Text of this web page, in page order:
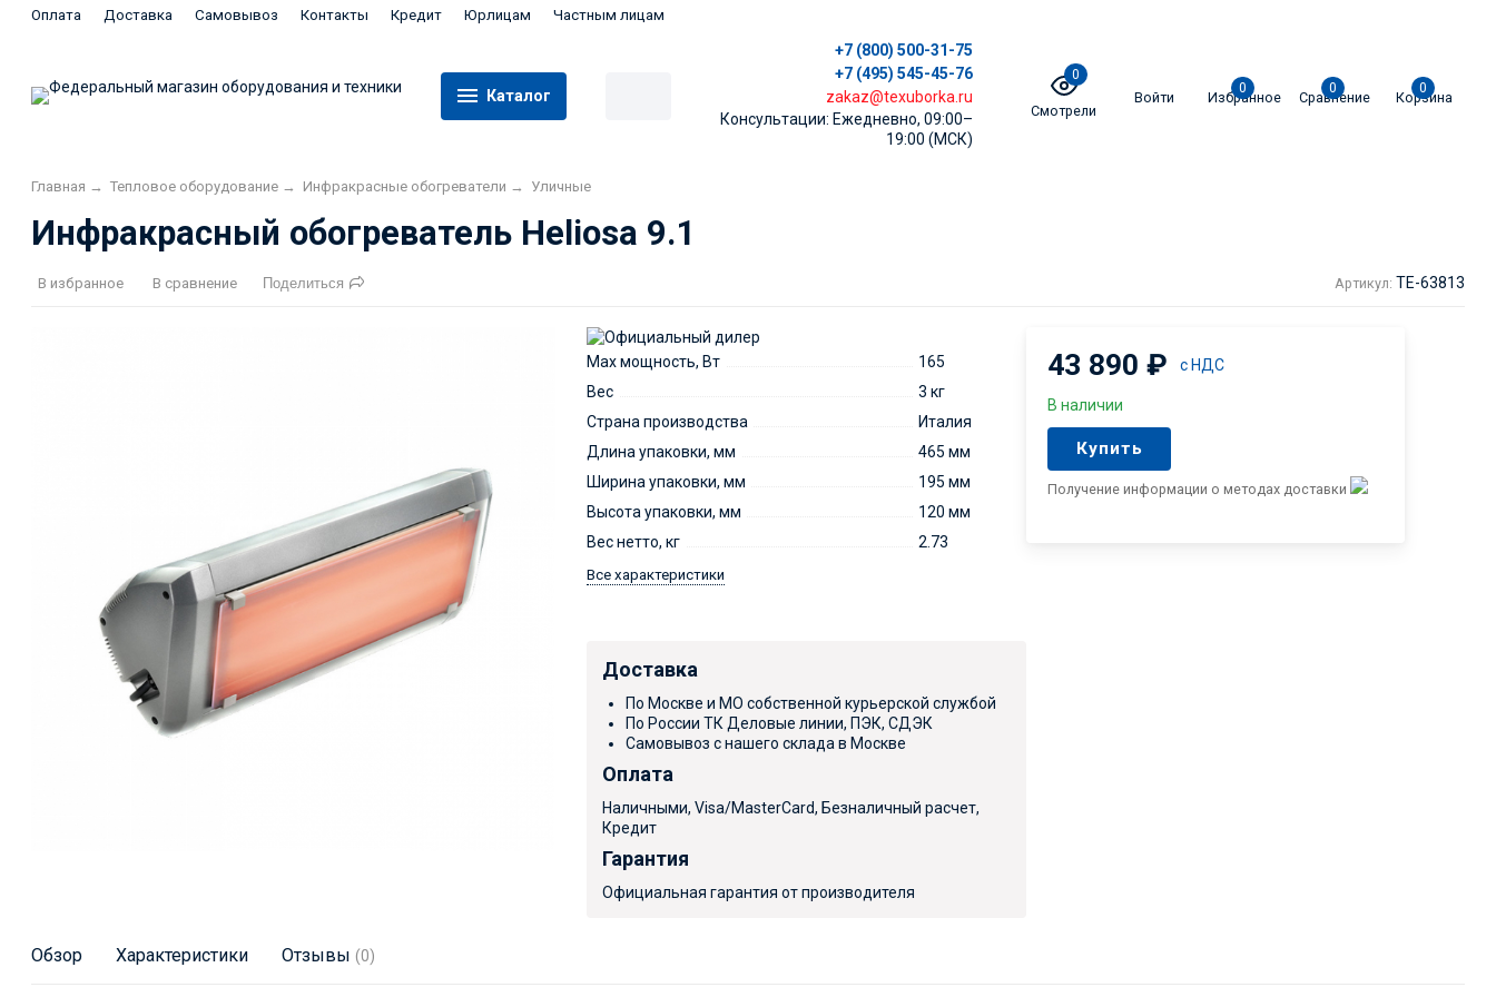
Оплата Доставка Самовывоз Контакты Кредит Юрлицам Частным лицам
Каталог
+7 (800) 500-31-75
+7 (495) 545-45-76
zakaz@texuborka.ru
Консультации: Ежедневно, 09:00–
19:00 (МСК)
0
Смотрели
Войти
0
Избранное
0
Сравнение
0
Корзина
Главная → Тепловое оборудование → Инфракрасные обогреватели → Уличные
Инфракрасный обогреватель Heliosa 9.1
В избранное В сравнение Поделиться Артикул: TE-63813
Max мощность, Вт
165
Вес
3 кг
Страна производства
Италия
Длина упаковки, мм
465 мм
Ширина упаковки, мм
195 мм
Высота упаковки, мм
120 мм
Вес нетто, кг
2.73
Все характеристики
43 890₽ с НДС
В наличии
Купить
Получение информации о методах доставки
Доставка
По Москве и МО собственной курьерской службой
По России ТК Деловые линии, ПЭК, СДЭК
Самовывоз с нашего склада в Москве
Оплата
Наличными, Visa/MasterCard, Безналичный расчет,
Кредит
Гарантия
Официальная гарантия от производителя
Обзор Характеристики Отзывы (0)